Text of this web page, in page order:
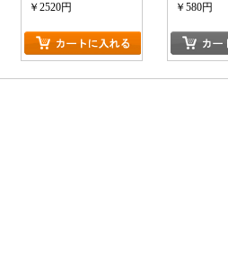
￥2520円
￥580円